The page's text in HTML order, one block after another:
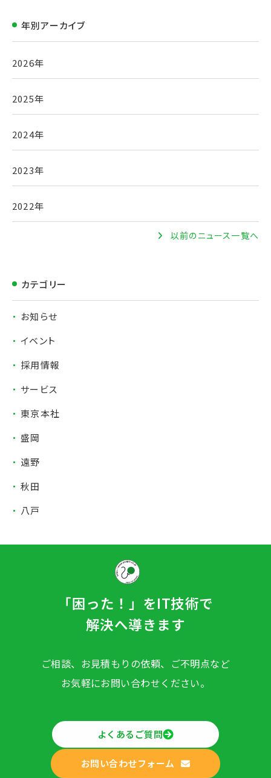
年別アーカイブ
2026年
2025年
2024年
2023年
2022年
以前のニュース一覧へ
カテゴリー
お知らせ
イベント
採用情報
サービス
東京本社
盛岡
遠野
秋田
八戸
「困った！」をIT技術で
解決へ導きます
ご相談、お見積もりの依頼、ご不明点など
お気軽にお問い合わせください。
よくあるご質問
お問い合わせフォーム